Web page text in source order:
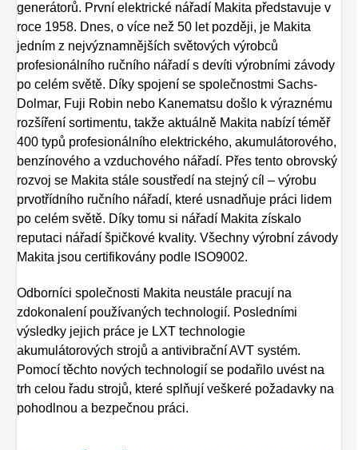
generátorů. První elektrické nářadí Makita představuje v
roce 1958. Dnes, o více než 50 let později, je Makita
jedním z nejvýznamnějších světových výrobců
profesionálního ručního nářadí s devíti výrobními závody
po celém světě. Díky spojení se společnostmi Sachs-
Dolmar, Fuji Robin nebo Kanematsu došlo k výraznému
rozšíření sortimentu, takže aktuálně Makita nabízí téměř
400 typů profesionálního elektrického, akumulátorového,
benzínového a vzduchového nářadí. Přes tento obrovský
rozvoj se Makita stále soustředí na stejný cíl – výrobu
prvotřídního ručního nářadí, které usnadňuje práci lidem
po celém světě. Díky tomu si nářadí Makita získalo
reputaci nářadí špičkové kvality. Všechny výrobní závody
Makita jsou certifikovány podle ISO9002.
Odborníci společnosti Makita neustále pracují na
zdokonalení používaných technologií. Posledními
výsledky jejich práce je LXT technologie
akumulátorových strojů a antivibrační AVT systém.
Pomocí těchto nových technologií se podařilo uvést na
trh celou řadu strojů, které splňují veškeré požadavky na
pohodlnou a bezpečnou práci.